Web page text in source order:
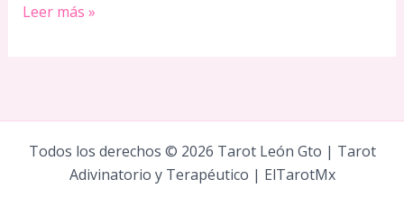
Tauro
zodiacal
detrás
Leer más »
Todos los derechos © 2026 Tarot León Gto | Tarot
Adivinatorio y Terapéutico | ElTarotMx